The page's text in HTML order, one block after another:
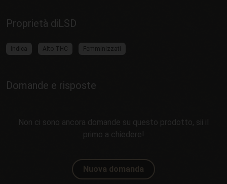
Proprietà diLSD
Indica Alto THC Femminizzati
Domande e risposte
Non ci sono ancora domande su questo prodotto, sii il
primo a chiedere!
Nuova domanda